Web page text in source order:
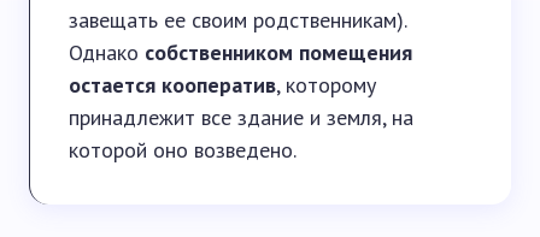
завещать ее своим родственникам).
Однако собственником помещения
остается кооператив, которому
принадлежит все здание и земля, на
которой оно возведено.